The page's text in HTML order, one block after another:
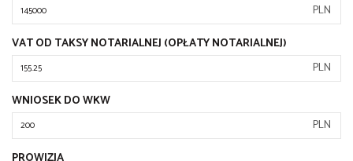
PLN
VAT OD TAKSY NOTARIALNEJ (OPŁATY NOTARIALNEJ)
PLN
WNIOSEK DO WKW
PLN